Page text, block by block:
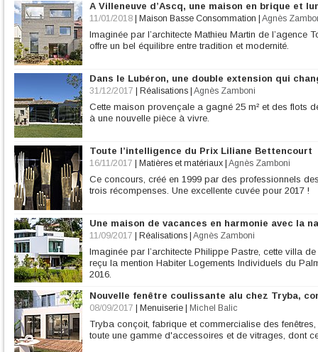
A Villeneuve d’Ascq, une maison en brique et
11/01/2018 Maison Basse Consommation Agnès
Imaginée par l’architecte Mathieu Martin de l’agence
offre un bel équilibre entre tradition et modernité.
Dans le Lubéron, une double extension qui
31/12/2017 Réalisations Agnès Zamboni
Cette maison provençale a gagné 25 m² et des flots
à une nouvelle pièce à vivre.
Toute l’intelligence du Prix Liliane Bettencourt
16/11/2017 Matières et matériaux Agnès Zamboni
Ce concours, créé en 1999 par des professionnels
trois récompenses. Une excellente cuvée pour 2017 !
Une maison de vacances en harmonie avec la
11/09/2017 Réalisations Agnès Zamboni
Imaginée par l’architecte Philippe Pastre, cette villa
reçu la mention Habiter Logements Individuels du
2016.
Nouvelle fenêtre coulissante alu chez Tryba,
08/09/2017 Menuiserie Michel Balic
Tryba conçoit, fabrique et commercialise des
toute une gamme d'accessoires et de vitrages, dont